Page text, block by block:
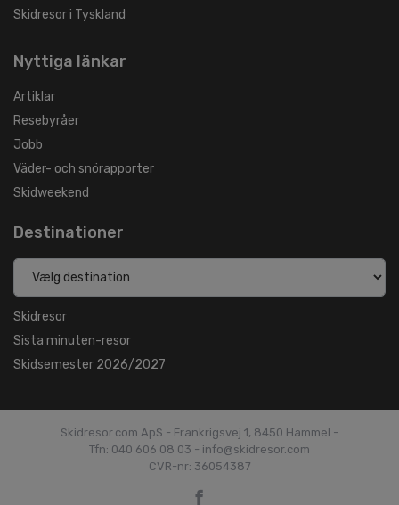
Skidresor i Tyskland
Nyttiga länkar
Artiklar
Resebyråer
Jobb
Väder- och snörapporter
Skidweekend
Destinationer
Skidresor
Sista minuten-resor
Skidsemester 2026/2027
Skidresor.com ApS - Frankrigsvej 1, 8450 Hammel -
Tfn: 040 606 08 03 - info@skidresor.com
CVR-nr: 36054387